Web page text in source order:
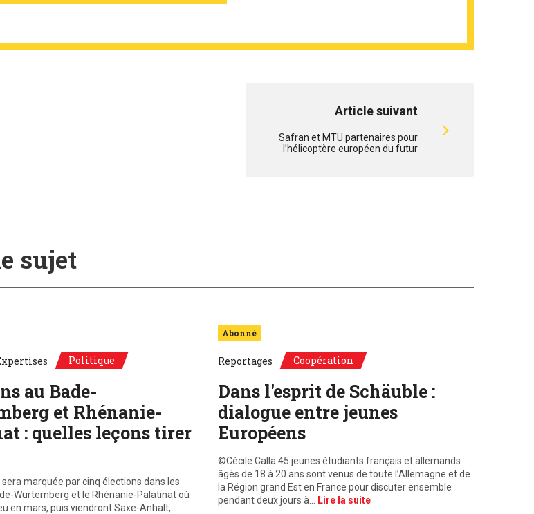
Article suivant
Safran et MTU partenaires pour
l’hélicoptère européen du futur
sujet
Politique
au Bade-
et Rhénanie-
: quelles leçons tirer
sera marquée par cinq élections dans les
Wurtemberg et le Rhénanie-Palatinat où
en mars, puis viendront Saxe-Anhalt,
Abonné
Reportages Coopération
Dans l'esprit de Schäuble :
dialogue entre jeunes
Européens
©Cécile Calla 45 jeunes étudiants français et allemands
âgés de 18 à 20 ans sont venus de toute l’Allemagne et de
la Région grand Est en France pour discuter ensemble
pendant deux jours à…
Lire la suite